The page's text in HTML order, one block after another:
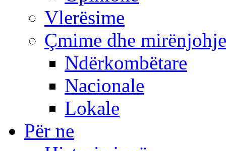
Vlerësime
Çmime dhe mirënjohje
Ndërkombëtare
Nacionale
Lokale
Për ne